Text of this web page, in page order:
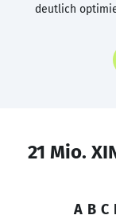
deutlich
21 Mio.
A B C